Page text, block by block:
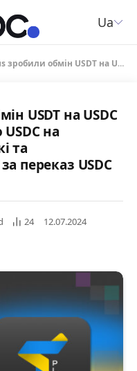
Ua
та доступ до USDC на блокчейні Solana: великі та непрогнозовані комісії за переказ USDC стали історією
USDT на USDC
на
та
переказ USDC
24
12.07.2024